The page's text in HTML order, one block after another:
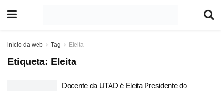
início da web Tag Eleita
Etiqueta: Eleita
Docente da UTAD é Eleita Presidente do